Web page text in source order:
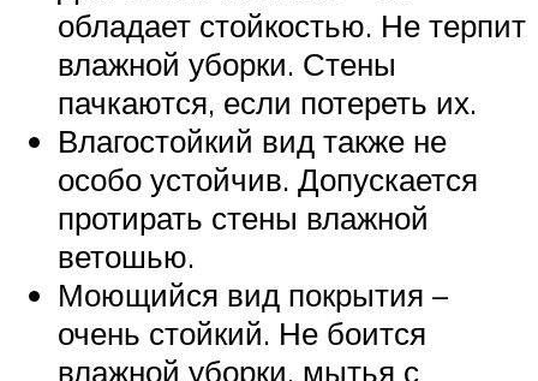
обладает стойкостью. Не терпит
влажной уборки. Стены
пачкаются, если потереть их.
Влагостойкий вид также не
особо устойчив. Допускается
протирать стены влажной
ветошью.
Моющийся вид покрытия –
очень стойкий. Не боится
влажной уборки, мытья с